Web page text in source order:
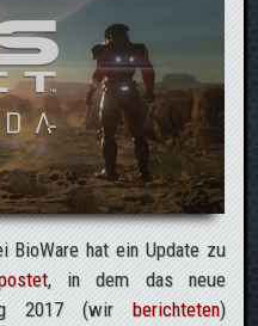
BioWare hat ein Update zu
, in dem das neue
2017 (wirberichteten)